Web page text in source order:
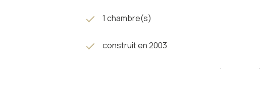
1 chambre(s)
construit en 2003
Chauffage individuel : radiateur (electrique)